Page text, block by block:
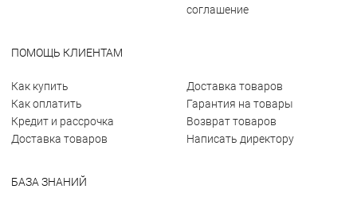
соглашение
ПОМОЩЬ КЛИЕНТАМ
Как купить
Как оплатить
Кредит и рассрочка
Доставка товаров
Доставка товаров
Гарантия на товары
Возврат товаров
Написать директору
БАЗА ЗНАНИЙ